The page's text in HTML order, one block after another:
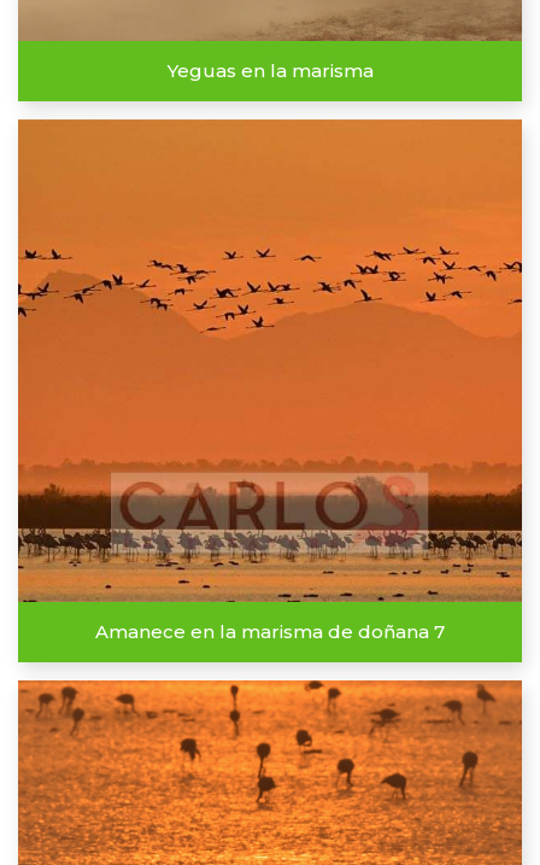
Yeguas en la marisma
Amanece en la marisma de doñana 7